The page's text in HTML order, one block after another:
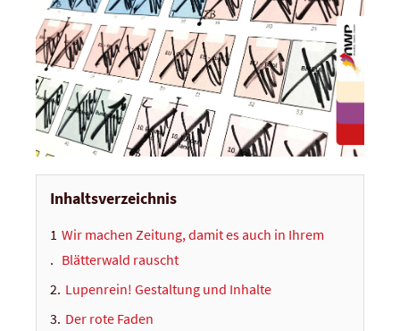
Inhaltsverzeichnis
Wir machen Zeitung, damit es auch in Ihrem
Blätterwald rauscht
Lupenrein! Gestaltung und Inhalte
Der rote Faden